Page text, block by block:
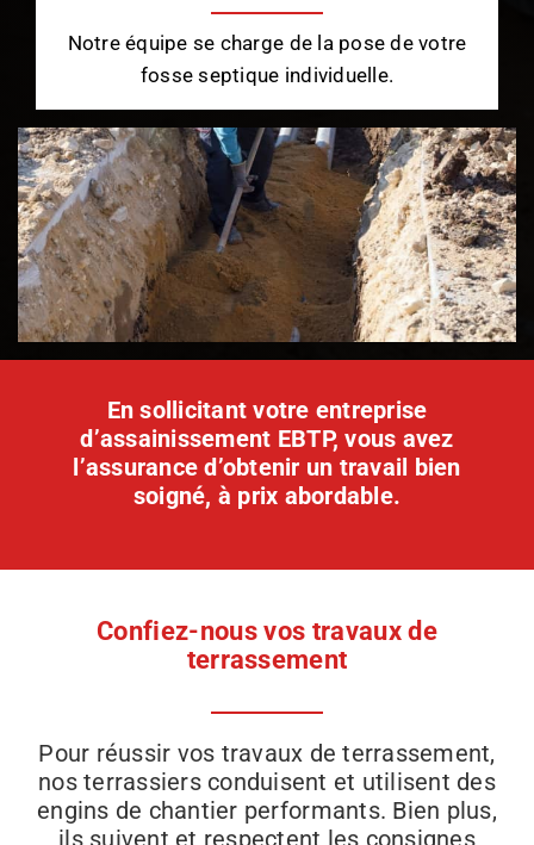
Notre équipe se charge de la pose de votre
fosse septique individuelle.
En sollicitant votre entreprise
d’assainissement EBTP, vous avez
l’assurance d’obtenir un travail bien
soigné, à prix abordable.
Confiez-nous vos travaux de
terrassement
Pour réussir vos travaux de terrassement,
nos terrassiers conduisent et utilisent des
engins de chantier performants. Bien plus,
ils suivent et respectent les consignes